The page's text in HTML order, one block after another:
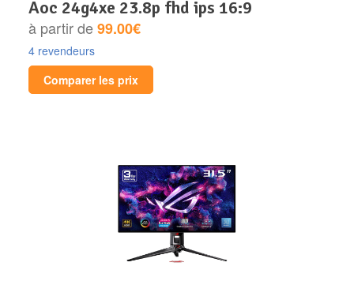
aoc 24g4xe 23.8p fhd ips 16:9
à partir de99.00€
4 revendeurs
Comparer les prix